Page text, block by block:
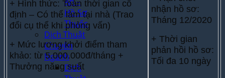
Hồ Sơ
Thuốc
Dịch Thuật
Chuyên
Ngành
Dịch
+ Hình thức: Toàn thời gian cố
định – Có thể làm tại nhà (Trao
đổi cụ thể khi phỏng vấn)
+ Mức lương khởi điểm tham
khảo: từ 5.000.000đ/tháng +
Thưởng năng suất
nhận hồ sơ:
Tháng 12/2020
+ Thời gian
phản hồi hồ sơ:
Tối đa 10 ngày